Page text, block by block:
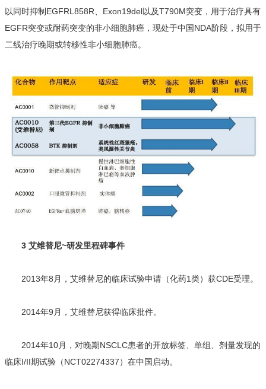
以同时抑制EGFRL858R、Exon19del以及T790M突变，用于治疗具有
EGFR突变或耐药突变的非小细胞肺癌，现处于中国NDA阶段，拟用于
二线治疗晚期或转移性非小细胞肺癌。
3 艾维替尼~研发里程碑事件
2013年8月，艾维替尼的临床试验申请（化药1类）获CDE受理。
2014年9月，艾维替尼获得临床批件。
2014年10月，对晚期NSCLC患者的开放标签、单组、剂量发现的
临床I/II期试验（NCT02274337）在中国启动。